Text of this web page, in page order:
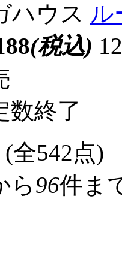
ハウス ル
(税込)
数終了
全542点)
ら96件ま